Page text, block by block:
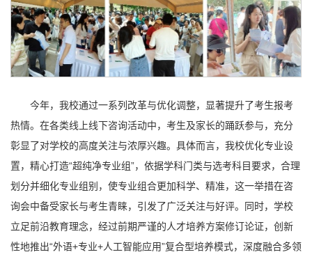
今年，我校通过一系列改革与优化调整，显著提升了考生报考
热情。在各类线上线下咨询活动中，考生及家长的踊跃参与，充分
彰显了对学校的高度关注与浓厚兴趣。具体而言，我校优化专业设
置，精心打造“超纯净专业组”，依据学科门类与选考科目要求，合理
划分并细化专业组别，使专业组合更加科学、精准，这一举措在咨
询会中备受家长与考生青睐，引发了广泛关注与好评。同时，学校
立足前沿教育理念，经过前期严谨的人才培养方案修订论证，创新
性地推出“外语+专业+人工智能应用”复合型培养模式，深度融合多领